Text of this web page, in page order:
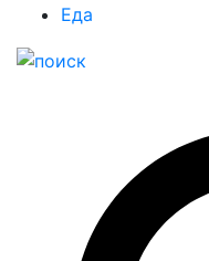
Еда